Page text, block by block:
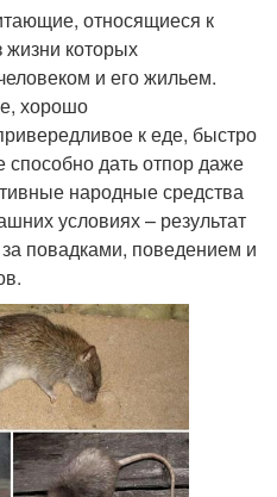
относящиеся к
которых
и его жильем.
хорошо
к еде, быстро
дать отпор даже
народные средства
условиях – результат
повадками, поведением и